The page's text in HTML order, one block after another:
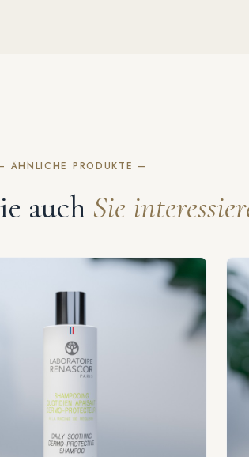
ÄHNLICHE PRODUKTE —
auch Sie